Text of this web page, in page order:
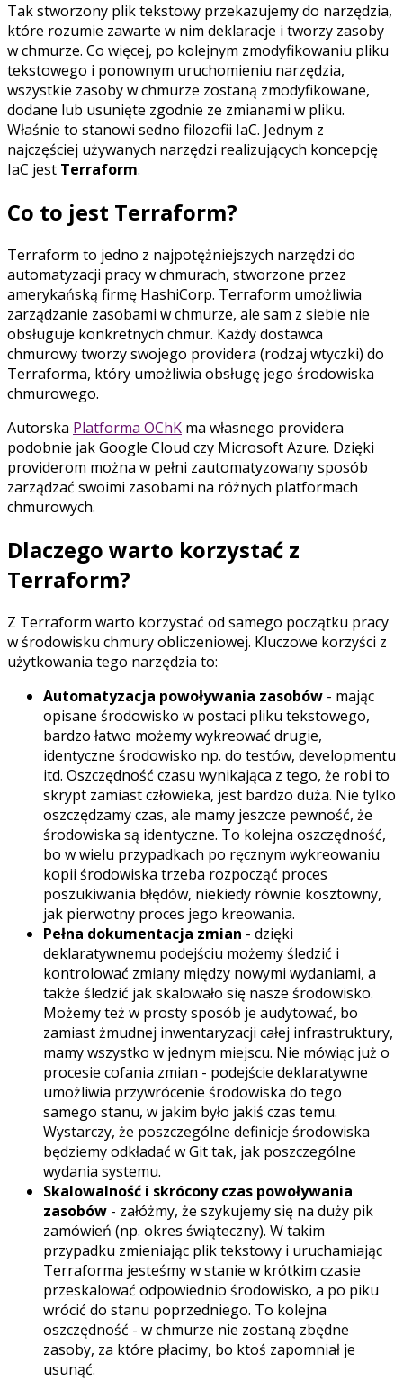
Tak stworzony plik tekstowy przekazujemy do narzędzia,
które rozumie zawarte w nim deklaracje i tworzy zasoby
w chmurze. Co więcej, po kolejnym zmodyfikowaniu pliku
tekstowego i ponownym uruchomieniu narzędzia,
wszystkie zasoby w chmurze zostaną zmodyfikowane,
dodane lub usunięte zgodnie ze zmianami w pliku.
Właśnie to stanowi sedno filozofii IaC. Jednym z
najczęściej używanych narzędzi realizujących koncepcję
IaC jest Terraform.
Co to jest Terraform?
Terraform to jedno z najpotężniejszych narzędzi do
automatyzacji pracy w chmurach, stworzone przez
amerykańską firmę HashiCorp. Terraform umożliwia
zarządzanie zasobami w chmurze, ale sam z siebie nie
obsługuje konkretnych chmur. Każdy dostawca
chmurowy tworzy swojego providera (rodzaj wtyczki) do
Terraforma, który umożliwia obsługę jego środowiska
chmurowego.
Autorska Platforma OChK ma własnego providera
podobnie jak Google Cloud czy Microsoft Azure. Dzięki
providerom można w pełni zautomatyzowany sposób
zarządzać swoimi zasobami na różnych platformach
chmurowych.
Dlaczego warto korzystać z
Terraform?
Z Terraform warto korzystać od samego początku pracy
w środowisku chmury obliczeniowej. Kluczowe korzyści z
użytkowania tego narzędzia to:
Automatyzacja powoływania zasobów - mając
opisane środowisko w postaci pliku tekstowego,
bardzo łatwo możemy wykreować drugie,
identyczne środowisko np. do testów, developmentu
itd. Oszczędność czasu wynikająca z tego, że robi to
skrypt zamiast człowieka, jest bardzo duża. Nie tylko
oszczędzamy czas, ale mamy jeszcze pewność, że
środowiska są identyczne. To kolejna oszczędność,
bo w wielu przypadkach po ręcznym wykreowaniu
kopii środowiska trzeba rozpocząć proces
poszukiwania błędów, niekiedy równie kosztowny,
jak pierwotny proces jego kreowania.
Pełna dokumentacja zmian - dzięki
deklaratywnemu podejściu możemy śledzić i
kontrolować zmiany między nowymi wydaniami, a
także śledzić jak skalowało się nasze środowisko.
Możemy też w prosty sposób je audytować, bo
zamiast żmudnej inwentaryzacji całej infrastruktury,
mamy wszystko w jednym miejscu. Nie mówiąc już o
procesie cofania zmian - podejście deklaratywne
umożliwia przywrócenie środowiska do tego
samego stanu, w jakim było jakiś czas temu.
Wystarczy, że poszczególne definicje środowiska
będziemy odkładać w Git tak, jak poszczególne
wydania systemu.
Skalowalność i skrócony czas powoływania
zasobów - załóżmy, że szykujemy się na duży pik
zamówień (np. okres świąteczny). W takim
przypadku zmieniając plik tekstowy i uruchamiając
Terraforma jesteśmy w stanie w krótkim czasie
przeskalować odpowiednio środowisko, a po piku
wrócić do stanu poprzedniego. To kolejna
oszczędność - w chmurze nie zostaną zbędne
zasoby, za które płacimy, bo ktoś zapomniał je
usunąć.